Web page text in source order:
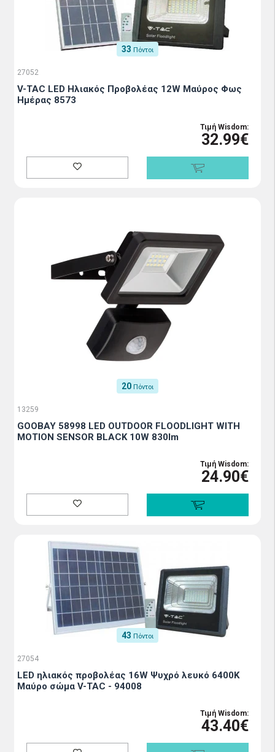
33 Πόντοι
27052
V-TAC LED Ηλιακός Προβολέας 12W Μαύρος Φως
Ημέρας 8573
Τιμή Wisdom:
32.99€
20 Πόντοι
13259
GOOBAY 58998 LED OUTDOOR FLOODLIGHT WITH
MOTION SENSOR BLACK 10W 830lm
Τιμή Wisdom:
24.90€
43 Πόντοι
27054
LED ηλιακός προβολέας 16W Ψυχρό λευκό 6400K
Μαύρο σώμα V-TAC - 94008
Τιμή Wisdom:
43.40€